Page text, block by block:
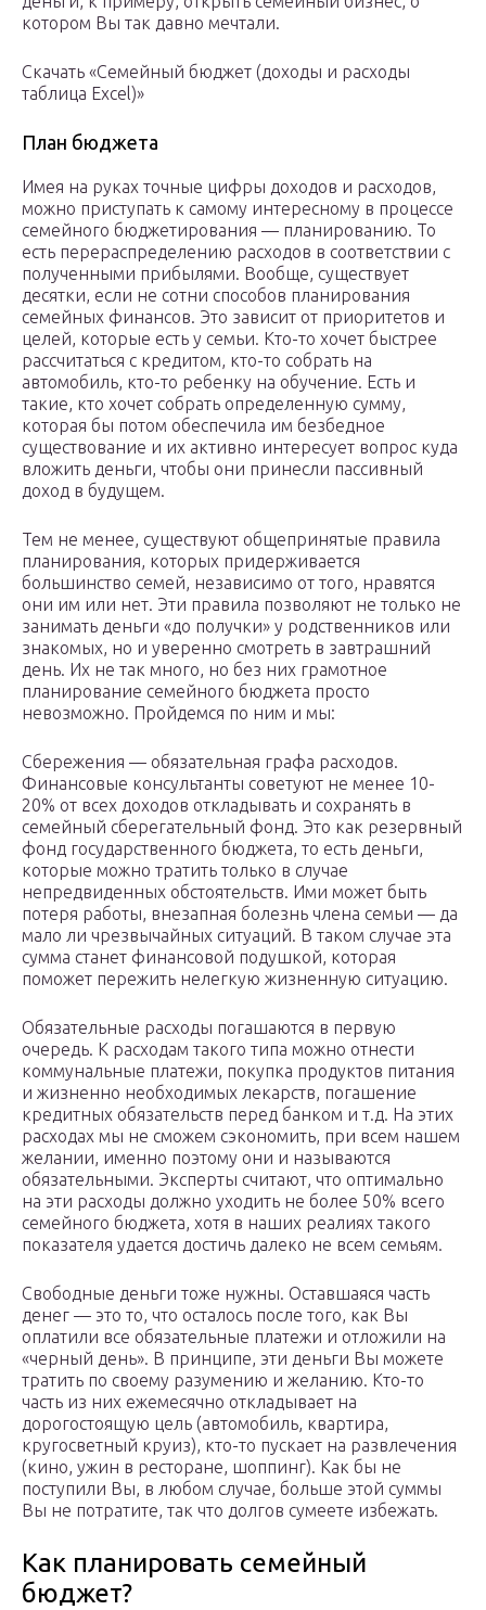
котором Вы так давно мечтали.
Скачать «Семейный бюджет (доходы и расходы
таблица Excel)»
План бюджета
Имея на руках точные цифры доходов и расходов,
можно приступать к самому интересному в процессе
семейного бюджетирования — планированию. То
есть перераспределению расходов в соответствии с
полученными прибылями. Вообще, существует
десятки, если не сотни способов планирования
семейных финансов. Это зависит от приоритетов и
целей, которые есть у семьи. Кто-то хочет быстрее
рассчитаться с кредитом, кто-то собрать на
автомобиль, кто-то ребенку на обучение. Есть и
такие, кто хочет собрать определенную сумму,
которая бы потом обеспечила им безбедное
существование и их активно интересует вопрос куда
вложить деньги, чтобы они принесли пассивный
доход в будущем.
Тем не менее, существуют общепринятые правила
планирования, которых придерживается
большинство семей, независимо от того, нравятся
они им или нет. Эти правила позволяют не только не
занимать деньги «до получки» у родственников или
знакомых, но и уверенно смотреть в завтрашний
день. Их не так много, но без них грамотное
планирование семейного бюджета просто
невозможно. Пройдемся по ним и мы:
Сбережения — обязательная графа расходов.
Финансовые консультанты советуют не менее 10-
20% от всех доходов откладывать и сохранять в
семейный сберегательный фонд. Это как резервный
фонд государственного бюджета, то есть деньги,
которые можно тратить только в случае
непредвиденных обстоятельств. Ими может быть
потеря работы, внезапная болезнь члена семьи — да
мало ли чрезвычайных ситуаций. В таком случае эта
сумма станет финансовой подушкой, которая
поможет пережить нелегкую жизненную ситуацию.
Обязательные расходы погашаются в первую
очередь. К расходам такого типа можно отнести
коммунальные платежи, покупка продуктов питания
и жизненно необходимых лекарств, погашение
кредитных обязательств перед банком и т.д. На этих
расходах мы не сможем сэкономить, при всем нашем
желании, именно поэтому они и называются
обязательными. Эксперты считают, что оптимально
на эти расходы должно уходить не более 50% всего
семейного бюджета, хотя в наших реалиях такого
показателя удается достичь далеко не всем семьям.
Свободные деньги тоже нужны. Оставшаяся часть
денег — это то, что осталось после того, как Вы
оплатили все обязательные платежи и отложили на
«черный день». В принципе, эти деньги Вы можете
тратить по своему разумению и желанию. Кто-то
часть из них ежемесячно откладывает на
дорогостоящую цель (автомобиль, квартира,
кругосветный круиз), кто-то пускает на развлечения
(кино, ужин в ресторане, шоппинг). Как бы не
поступили Вы, в любом случае, больше этой суммы
Вы не потратите, так что долгов сумеете избежать.
Как планировать семейный
бюджет?